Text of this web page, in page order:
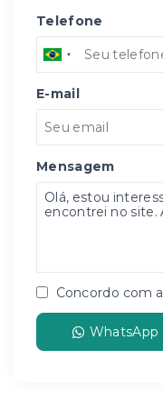
Telefone
E-mail
Mensagem
Concordo com a
WhatsApp